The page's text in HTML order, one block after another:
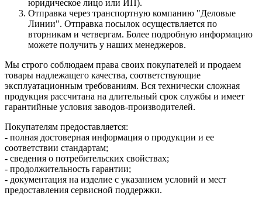
юридическое лицо или ИП).
Отправка через транспортную компанию "Деловые
Линии". Отправка посылок осуществляется по
вторникам и четвергам. Более подробную информацию
можете получить у наших менеджеров.
Мы строго соблюдаем права своих покупателей и продаем
товары надлежащего качества, соответствующие
эксплуатационным требованиям. Вся технически сложная
продукция рассчитана на длительный срок службы и имеет
гарантийные условия заводов-производителей.
Покупателям предоставляется:
- полная достоверная информация о продукции и ее
соответствии стандартам;
- сведения о потребительских свойствах;
- продолжительность гарантии;
- документация на изделие с указанием условий и мест
предоставления сервисной поддержки.